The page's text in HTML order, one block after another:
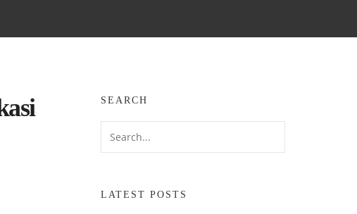
SEARCH
LATEST POSTS